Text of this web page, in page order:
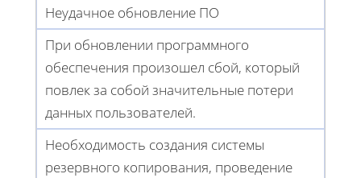
Неудачное обновление ПО
При обновлении программного
обеспечения произошел сбой, который
повлек за собой значительные потери
данных пользователей.
Необходимость создания системы
резервного копирования, проведение